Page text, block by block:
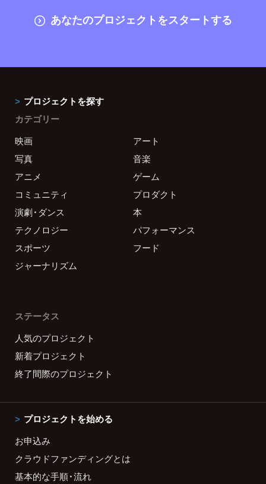
あなたのプロジェクトをスタートする
プロジェクトを探す
カテゴリー
映画
アート
写真
音楽
アニメ
ゲーム
コミュニティ
プロダクト
演劇・ダンス
本
テクノロジー
パフォーマンス
スポーツ
フード
ジャーナリズム
ステータス
人気のプロジェクト
新着プロジェクト
終了間際のプロジェクト
プロジェクトを始める
お申込み
クラウドファンディングとは
基本的な手順・流れ